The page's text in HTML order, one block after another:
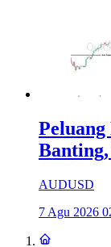
Peluang
AUDUSD
7 Agu 2026